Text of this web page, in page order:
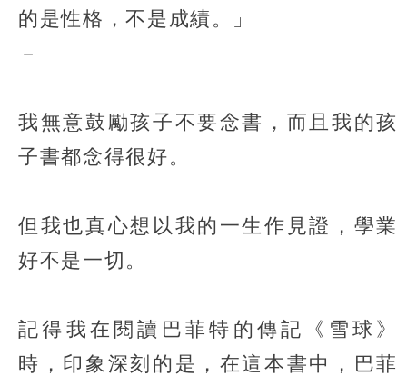
的是性格，不是成績。」
－
我無意鼓勵孩子不要念書，而且我的孩
子書都念得很好。
但我也真心想以我的一生作見證，學業
好不是一切。
記得我在閱讀巴菲特的傳記《雪球》
時，印象深刻的是，在這本書中，巴菲